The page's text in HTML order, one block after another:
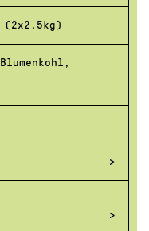
(2x2.5kg)
Blumenkohl,